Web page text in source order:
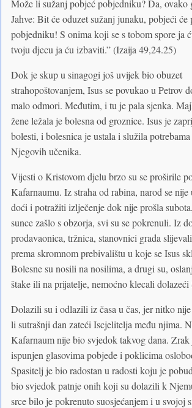
Može li sužanj pobjeć pobjedniku? Da, ovako
Jahve: Bit će oduzet sužanj junaku, pobjeći će
pobjedniku! S onima koji se s tobom spore ja
tvoju djecu ja ću izbaviti.” (Izaija 49,24.25)
Dok je skup u sinagogi još uvijek bio obuzet
strahopoštovanjem, Isus se povukao u Petrov
malo odmori. Međutim, i tu je pala sjenka.
žene ležala je bolesna od groznice. Isus je
bolesti, i bolesnica je ustala i služila
Njegovih učenika.
Vijesti o Kristovom djelu brzo su se proširile
Kafarnaumu. Iz straha od rabina, narod se nije
doći i potražiti izlječenje dok nije prošla
sunce zašlo s obzorja, svi su se pokrenuli. Iz
prodavaonica, tržnica, stanovnici grada
prema skromnom prebivalištu u koje se Isus
Bolesne su nosili na nosilima, a drugi su,
štake ili na prijatelje, nemoćno klecali dolazeći
Dolazili su i odlazili iz časa u čas, jer nitko
li sutrašnji dan zateći Iscjelitelja među njima.
Kafarnaum nije bio svjedok takvog dana.
ispunjen glasovima pobjede i poklicima
Spasitelj je bio radostan u radosti koju je
bio svjedok patnje onih koji su dolazili k
srce bilo je pokrenuto suosjećanjem i u svojoj